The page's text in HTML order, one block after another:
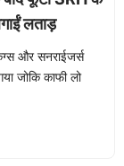
लताड़
और सनराईजर्स
जोकि काफी लो